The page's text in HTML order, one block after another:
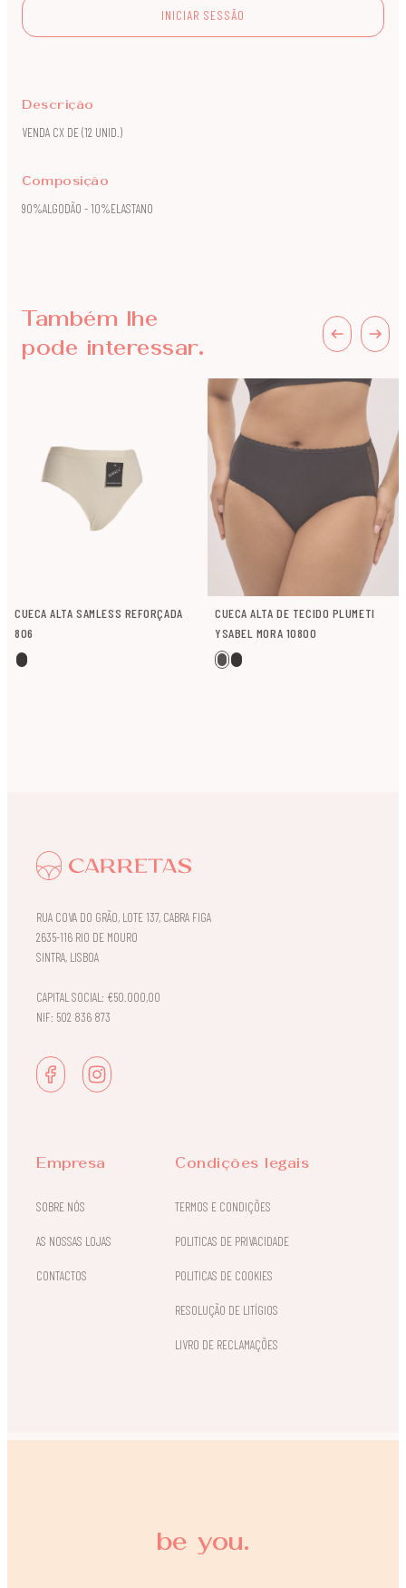
INICIAR SESSÃO
Descrição
VENDA CX DE (12 UNID.)
Composição
90%ALGODÃO - 10%ELASTANO
Também lhe
pode interessar.
CUECA ALTA SAMLESS REFORÇADA
806
CUECA ALTA DE TECIDO PLUMETI
YSABEL MORA 10800
RUA COVA DO GRÃO, LOTE 137, CABRA FIGA
2635-116 RIO DE MOURO
SINTRA, LISBOA
CAPITAL SOCIAL: €50.000,00
NIF: 502 836 873
Empresa
SOBRE NÓS
AS NOSSAS LOJAS
CONTACTOS
Condições legais
TERMOS E CONDIÇÕES
POLITICAS DE PRIVACIDADE
POLITICAS DE COOKIES
RESOLUÇÃO DE LITÍGIOS
LIVRO DE RECLAMAÇÕES
be you.